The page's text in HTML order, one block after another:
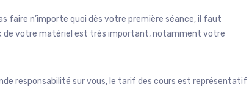
faire n’importe quoi dès votre première séance, il faut
de votre matériel est très important, notamment votre
responsabilité sur vous, le tarif des cours est représentatif